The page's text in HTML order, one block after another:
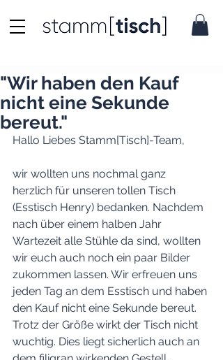
"Wir haben den Kauf
nicht eine Sekunde
bereut."
Hallo Liebes Stamm[Tisch]-Team,
wir wollten uns nochmal ganz
herzlich für unseren tollen Tisch
(Esstisch Henry) bedanken. Nachdem
nach über einem halben Jahr
Wartezeit alle Stühle da sind, wollten
wir euch auch noch ein paar Bilder
zukommen lassen. Wir erfreuen uns
jeden Tag an dem Esstisch und haben
den Kauf nicht eine Sekunde bereut.
Trotz der Größe wirkt der Tisch nicht
wuchtig. Dies liegt sicherlich auch an